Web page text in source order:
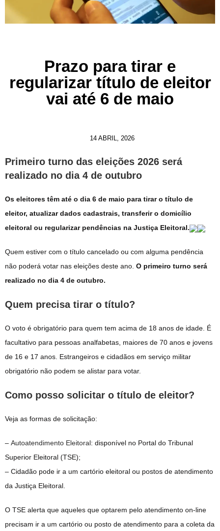
Prazo para tirar e
regularizar título de eleitor
vai até 6 de maio
14 ABRIL, 2026
Primeiro turno das eleições 2026 será
realizado no dia 4 de outubro
Os eleitores têm até o dia 6 de maio para tirar o título de
eleitor, atualizar dados cadastrais, transferir o domicílio
eleitoral ou regularizar pendências na Justiça Eleitoral.
Quem estiver com o título cancelado ou com alguma pendência
não poderá votar nas eleições deste ano. O primeiro turno será
realizado no dia 4 de outubro.
Quem precisa tirar o título?
O voto é obrigatório para quem tem acima de 18 anos de idade. É
facultativo para pessoas analfabetas, maiores de 70 anos e jovens
de 16 e 17 anos. Estrangeiros e cidadãos em serviço militar
obrigatório não podem se alistar para votar.
Como posso solicitar o título de eleitor?
Veja as formas de solicitação:
– Autoatendimento Eleitoral: disponível no Portal do Tribunal
Superior Eleitoral (TSE);
– Cidadão pode ir a um cartório eleitoral ou postos de atendimento
da Justiça Eleitoral.
O TSE alerta que aqueles que optarem pelo atendimento on-line
precisam ir a um cartório ou posto de atendimento para a coleta da